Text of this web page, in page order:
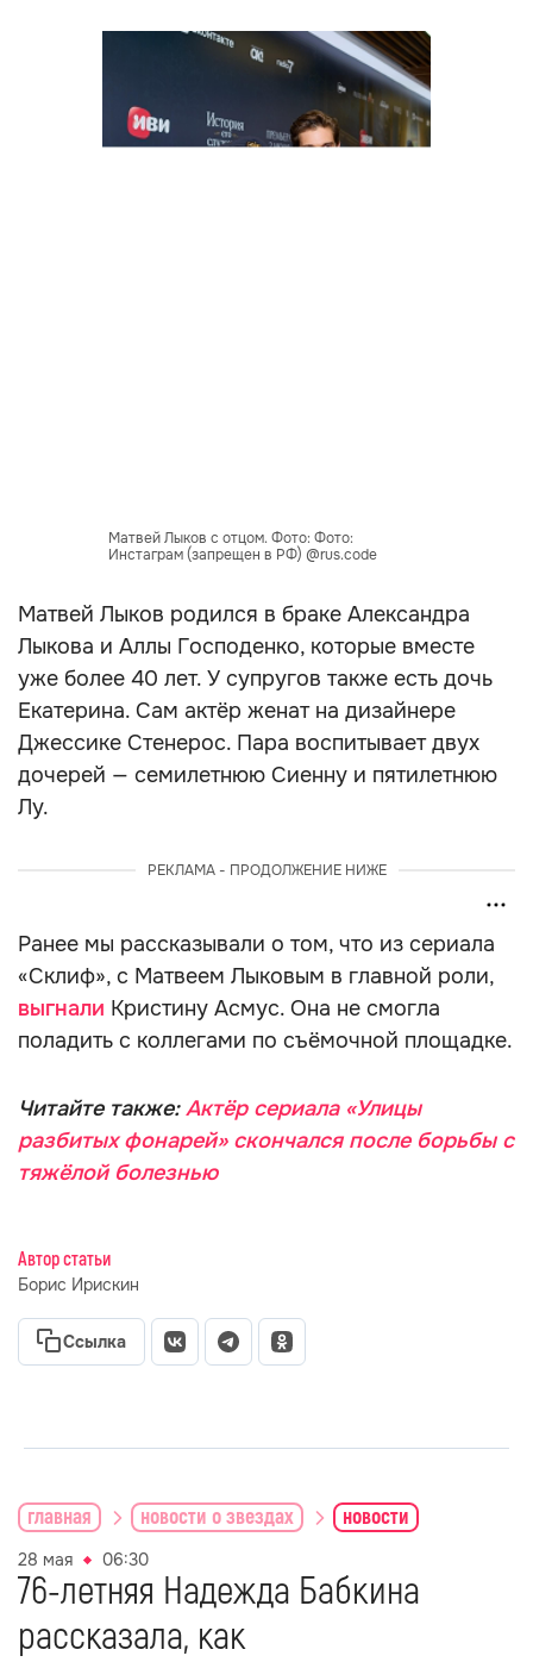
Матвей Лыков с отцом. Фото: Фото:
Инстаграм (запрещен в РФ) @rus.code
Матвей Лыков родился в браке Александра
Лыкова и Аллы Господенко, которые вместе
уже более 40 лет. У супругов также есть дочь
Екатерина. Сам актёр женат на дизайнере
Джессике Стенерос. Пара воспитывает двух
дочерей — семилетнюю Сиенну и пятилетнюю
Лу.
РЕКЛАМА - ПРОДОЛЖЕНИЕ НИЖЕ
Ранее мы рассказывали о том, что из сериала
«Склиф», с Матвеем Лыковым в главной роли,
выгнали Кристину Асмус. Она не смогла
поладить с коллегами по съёмочной площадке.
Читайте также:Актёр сериала «Улицы
разбитых фонарей» скончался после борьбы с
тяжёлой болезнью
Автор статьи
Борис Ирискин
Ссылка
главная новости о звездах новости
28 мая 06:30
76-летняя Надежда Бабкина
рассказала, как